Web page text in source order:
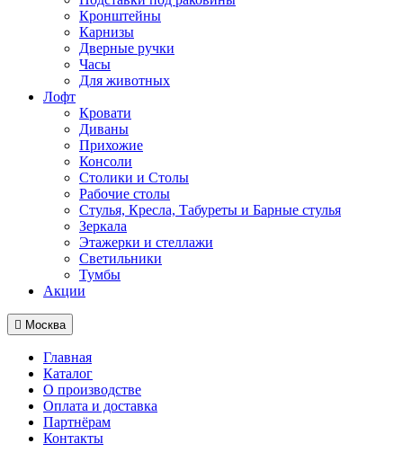
Кронштейны
Карнизы
Дверные ручки
Часы
Для животных
Лофт
Кровати
Диваны
Прихожие
Консоли
Столики и Столы
Рабочие столы
Стулья, Кресла, Табуреты и Барные стулья
Зеркала
Этажерки и стеллажи
Светильники
Тумбы
Акции
Москва
Главная
Каталог
О производстве
Оплата и доставка
Партнёрам
Контакты